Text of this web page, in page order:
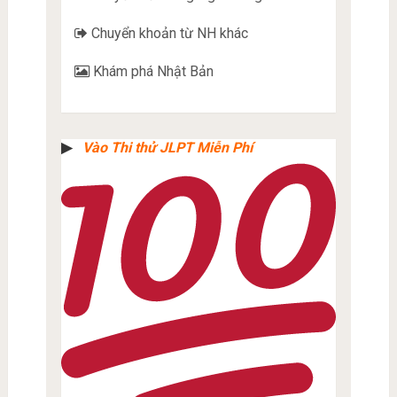
Chuyển khoản từ NH khác
Khám phá Nhật Bản
▶︎ Vào Thi thử JLPT Miễn Phí